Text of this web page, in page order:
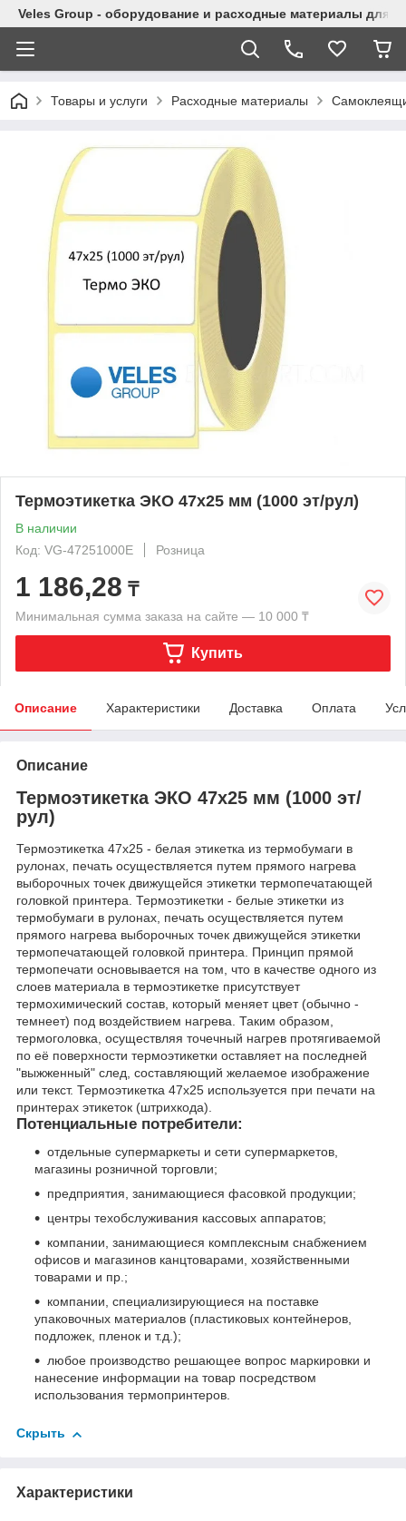
Veles Group - оборудование и расходные материалы для
Товары и услуги Расходные материалы
Термоэтикетка ЭКО 47x25 мм (1000 эт/рул)
В наличии
Код: VG-47251000E
Розница
1 186,28 ₸
Минимальная сумма заказа на сайте — 10 000 ₸
Купить
Описание Характеристики Доставка Оплата
Описание
Термоэтикетка ЭКО 47x25 мм (1000 эт/
рул)
Термоэтикетка 47x25 - белая этикетка из термобумаги в
рулонах, печать осуществляется путем прямого нагрева
выборочных точек движущейся этикетки термопечатающей
головкой принтера. Термоэтикетки - белые этикетки из
термобумаги в рулонах, печать осуществляется путем
прямого нагрева выборочных точек движущейся этикетки
термопечатающей головкой принтера. Принцип прямой
термопечати основывается на том, что в качестве одного из
слоев материала в термоэтикетке присутствует
термохимический состав, который меняет цвет (обычно -
темнеет) под воздействием нагрева. Таким образом,
термоголовка, осуществляя точечный нагрев протягиваемой
по её поверхности термоэтикетки оставляет на последней
"выжженный" след, составляющий желаемое изображение
или текст. Термоэтикетка 47x25 используется при печати на
принтерах этикеток (штрихкода).
Потенциальные потребители:
отдельные супермаркеты и сети супермаркетов,
магазины розничной торговли;
предприятия, занимающиеся фасовкой продукции;
центры техобслуживания кассовых аппаратов;
компании, занимающиеся комплексным снабжением
офисов и магазинов канцтоварами, хозяйственными
товарами и пр.;
компании, специализирующиеся на поставке
упаковочных материалов (пластиковых контейнеров,
подложек, пленок и т.д.);
любое производство решающее вопрос маркировки и
нанесение информации на товар посредством
использования термопринтеров.
Скрыть
Характеристики